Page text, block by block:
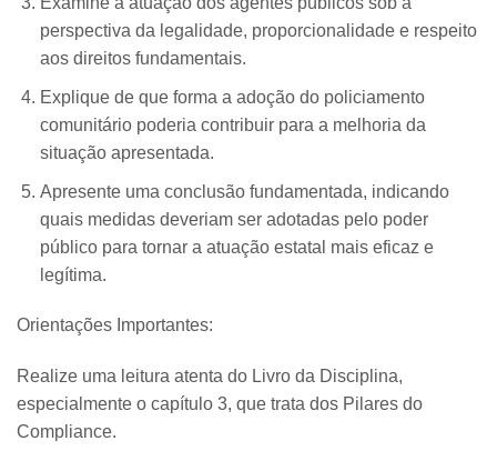
perspectiva da legalidade, proporcionalidade e respeito
aos direitos fundamentais.
Explique de que forma a adoção do policiamento
comunitário poderia contribuir para a melhoria da
situação apresentada.
Apresente uma conclusão fundamentada, indicando
quais medidas deveriam ser adotadas pelo poder
público para tornar a atuação estatal mais eficaz e
legítima.
Orientações Importantes:
Realize uma leitura atenta do Livro da Disciplina,
especialmente o capítulo 3, que trata dos Pilares do
Compliance.